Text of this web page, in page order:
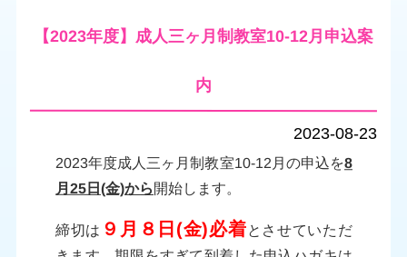
【2023年度】成人三ヶ月制教室10-12月申込案
内
2023-08-23
2023年度成人三ヶ月制教室10-12月の申込を8
月25日(金)から 開始します。
締切は ９月８日(金)必着とさせていただ